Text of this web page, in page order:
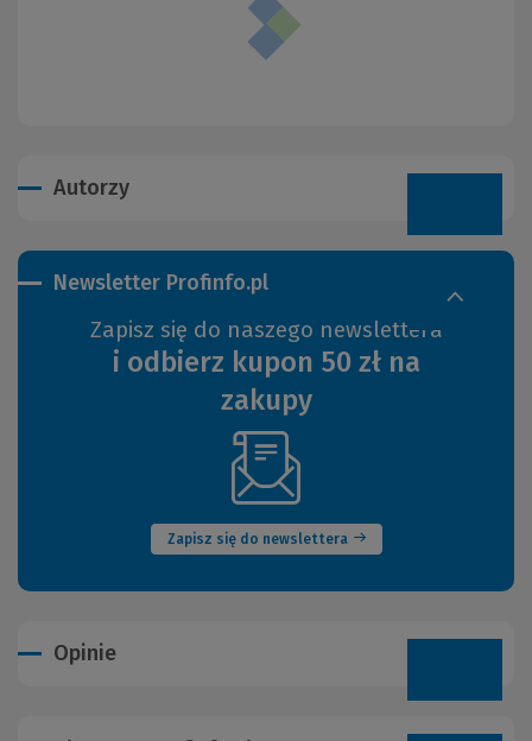
Autorzy
Newsletter Profinfo.pl
Zapisz się do naszego newslettera
i odbierz kupon 50 zł na
zakupy
Zapisz się do newslettera
(Nowe
okno)
Opinie